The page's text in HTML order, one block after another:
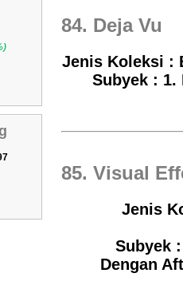
84. Deja Vu
Jenis Koleksi :
Subyek : 1.
85. Visual
Jenis
Subyek
Dengan